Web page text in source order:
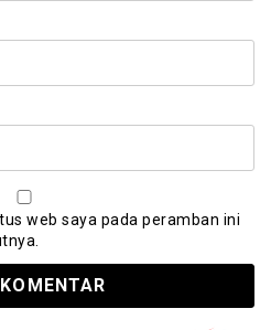
web saya pada peramban ini